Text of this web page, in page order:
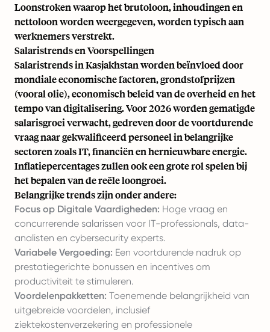
Loonstroken waarop het brutoloon, inhoudingen en
nettoloon worden weergegeven, worden typisch aan
werknemers verstrekt.
Salaristrends en Voorspellingen
Salaristrends in Kasjakhstan worden beïnvloed door
mondiale economische factoren, grondstofprijzen
(vooral olie), economisch beleid van de overheid en het
tempo van digitalisering. Voor 2026 worden gematigde
salarisgroei verwacht, gedreven door de voortdurende
vraag naar gekwalificeerd personeel in belangrijke
sectoren zoals IT, financiën en hernieuwbare energie.
Inflatiepercentages zullen ook een grote rol spelen bij
het bepalen van de reële loongroei.
Belangrijke trends zijn onder andere:
Focus op Digitale Vaardigheden: Hoge vraag en
concurrerende salarissen voor IT-professionals, data-
analisten en cybersecurity experts.
Variabele Vergoeding: Een voortdurende nadruk op
prestatiegerichte bonussen en incentives om
productiviteit te stimuleren.
Voordelenpakketten: Toenemende belangrijkheid van
uitgebreide voordelen, inclusief
ziektekostenverzekering en professionele